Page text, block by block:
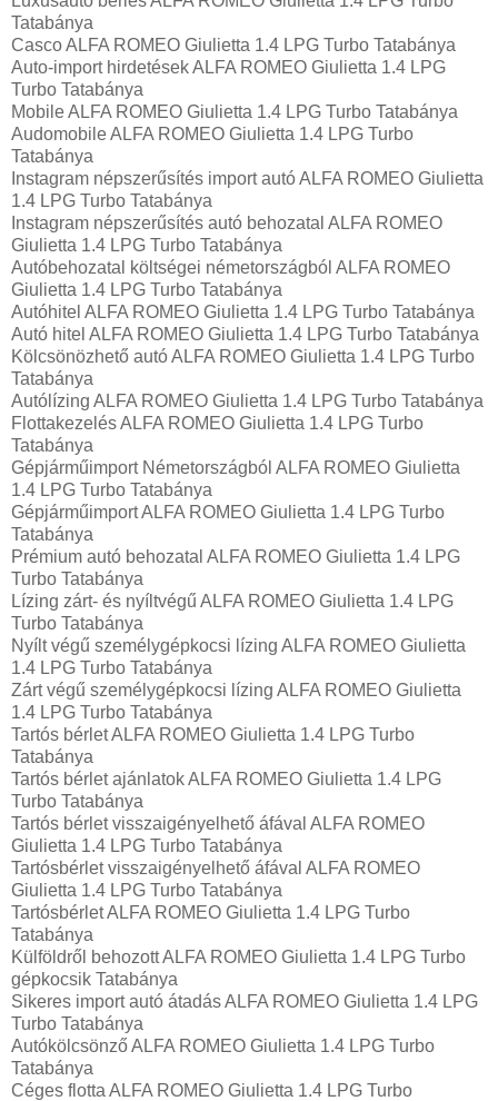
Tatabánya
Casco ALFA ROMEO Giulietta 1.4 LPG Turbo Tatabánya
Auto-import hirdetések ALFA ROMEO Giulietta 1.4 LPG
Turbo Tatabánya
Mobile ALFA ROMEO Giulietta 1.4 LPG Turbo Tatabánya
Audomobile ALFA ROMEO Giulietta 1.4 LPG Turbo
Tatabánya
Instagram népszerűsítés import autó ALFA ROMEO Giulietta
1.4 LPG Turbo Tatabánya
Instagram népszerűsítés autó behozatal ALFA ROMEO
Giulietta 1.4 LPG Turbo Tatabánya
Autóbehozatal költségei németországból ALFA ROMEO
Giulietta 1.4 LPG Turbo Tatabánya
Autóhitel ALFA ROMEO Giulietta 1.4 LPG Turbo Tatabánya
Autó hitel ALFA ROMEO Giulietta 1.4 LPG Turbo Tatabánya
Kölcsönözhető autó ALFA ROMEO Giulietta 1.4 LPG Turbo
Tatabánya
Autólízing ALFA ROMEO Giulietta 1.4 LPG Turbo Tatabánya
Flottakezelés ALFA ROMEO Giulietta 1.4 LPG Turbo
Tatabánya
Gépjárműimport Németországból ALFA ROMEO Giulietta
1.4 LPG Turbo Tatabánya
Gépjárműimport ALFA ROMEO Giulietta 1.4 LPG Turbo
Tatabánya
Prémium autó behozatal ALFA ROMEO Giulietta 1.4 LPG
Turbo Tatabánya
Lízing zárt- és nyíltvégű ALFA ROMEO Giulietta 1.4 LPG
Turbo Tatabánya
Nyílt végű személygépkocsi lízing ALFA ROMEO Giulietta
1.4 LPG Turbo Tatabánya
Zárt végű személygépkocsi lízing ALFA ROMEO Giulietta
1.4 LPG Turbo Tatabánya
Tartós bérlet ALFA ROMEO Giulietta 1.4 LPG Turbo
Tatabánya
Tartós bérlet ajánlatok ALFA ROMEO Giulietta 1.4 LPG
Turbo Tatabánya
Tartós bérlet visszaigényelhető áfával ALFA ROMEO
Giulietta 1.4 LPG Turbo Tatabánya
Tartósbérlet visszaigényelhető áfával ALFA ROMEO
Giulietta 1.4 LPG Turbo Tatabánya
Tartósbérlet ALFA ROMEO Giulietta 1.4 LPG Turbo
Tatabánya
Külföldről behozott ALFA ROMEO Giulietta 1.4 LPG Turbo
gépkocsik Tatabánya
Sikeres import autó átadás ALFA ROMEO Giulietta 1.4 LPG
Turbo Tatabánya
Autókölcsönző ALFA ROMEO Giulietta 1.4 LPG Turbo
Tatabánya
Céges flotta ALFA ROMEO Giulietta 1.4 LPG Turbo